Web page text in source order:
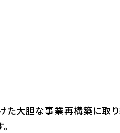
た大胆な事業再構築に取